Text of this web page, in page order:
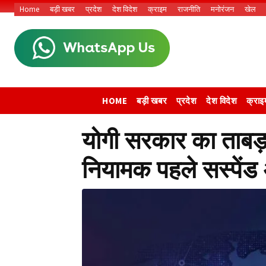
Home बड़ी खबर प्रदेश देश विदेश क्राइम राजनीति मनोरंजन खेल
HOME बड़ी खबर प्रदेश देश विदेश
योगी सरकार का
नियामक पहले सस्पेंड